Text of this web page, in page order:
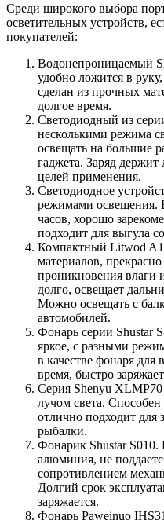
Среди широкого выбора
осветительных устройств,
покупателей:
Водонепроницаемый
удобно ложится в
сделан из прочных
долгое время.
Светодиодный из
несколькими режима
освещать на большие
гаджета. Заряд держит
целей применения.
Светодиодное
режимами освещения.
часов, хорошо
подходит для выгула
Компактный Litwod
материалов,
проникновения влаги
долго, освещает
Можно освещать с
автомобилей.
Фонарь серии Shustar
яркое, с разными
в качестве фонаря для
время, быстро
Серия Shenyu
лучом света. Способен
отлично подходит для
рыбалки.
Фонарик Shustar
алюминия, не
сопротивлением
Долгий срок
заряжается.
Фонарь Paweinuo